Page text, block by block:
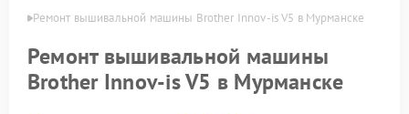
Ремонт вышивальной машины Brother Innov-is V5 в Мурманске
Ремонт вышивальной машины
Brother Innov-is V5 в Мурманске